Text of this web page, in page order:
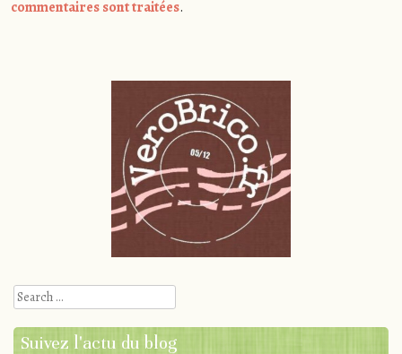
commentaires sont traitées.
Search
Suivez l'actu du blog